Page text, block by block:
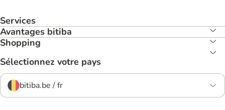
Services
Avantages bitiba
Shopping
Sélectionnez votre pays
bitiba.be / fr